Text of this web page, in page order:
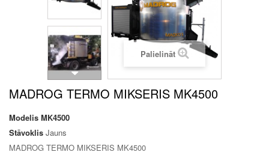
Palielināt
MADROG TERMO MIKSERIS MK4500
Modelis MK4500
Stāvoklis Jauns
MADROG TERMO MIKSERIS MK4500